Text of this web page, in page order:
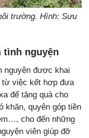
trường. Hình: Sưu
tình nguyện
nguyện được khai
việc kết hợp đưa
để tặng quà cho
khăn, quyên góp tiền
cho đến những
viên giúp đỡ